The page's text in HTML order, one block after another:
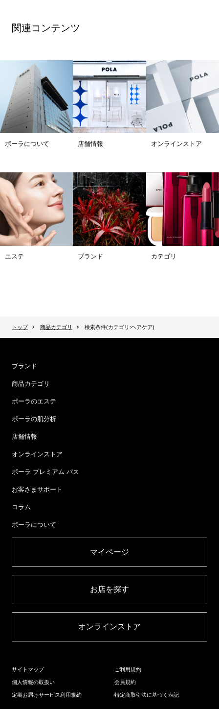
関連コンテンツ
ポーラについて 店舗情報 オンラインストア
エステ ブランド カテゴリ
トップ 商品カテゴリ 検索条件(カテゴリ:ヘアケア)
ブランド
商品カテゴリ
ポーラのエステ
ポーラの肌分析
店舗情報
オンラインストア
ポーラ プレミアム パス
お客さまサポート
コラム
ポーラについて
マイページ​
お店を探す​
オンラインストア​
サイトマップ
個人情報の取扱い
定期お届けサービス利用規約
ご利用規約
会員規約
特定商取引法に基づく表記